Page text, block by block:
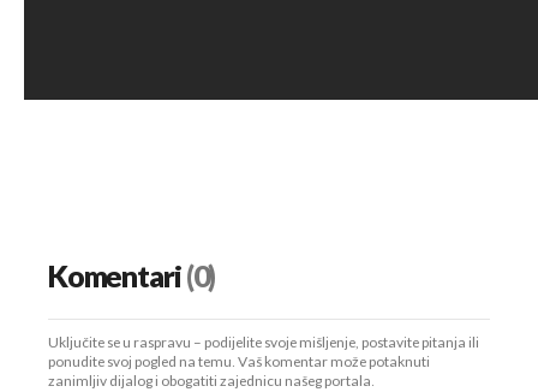
Komentari(0)
Uključite se u raspravu – podijelite svoje mišljenje, postavite pitanja ili
ponudite svoj pogled na temu. Vaš komentar može potaknuti
zanimljiv dijalog i obogatiti zajednicu našeg portala.